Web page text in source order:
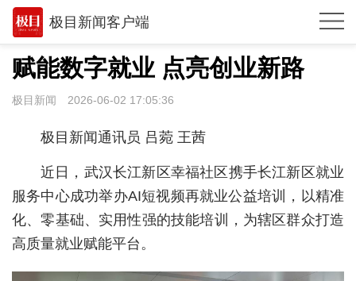
极目新闻客户端
推荐
观点
湖北
世相
环球
赋能数字就业 点亮创业新路
极目新闻 2026-06-02 17:05:36
极目新闻通讯员 吕菀 王茜
近日，武汉长江新区幸福社区携手长江新区就业
服务中心成功举办AI短视频再就业公益培训，以精准
化、零基础、实用性强的技能培训，为辖区群众打造
高质量就业赋能平台。